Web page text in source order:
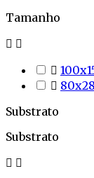
Tamanho
 


Substrato
Substrato
 